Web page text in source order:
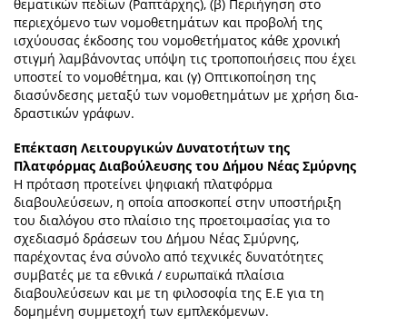
θεματικών πεδίων (Ραπτάρχης), (β) Περιήγηση στο
περιεχόμενο των νομοθετημάτων και προβολή της
ισχύουσας έκδοσης του νομοθετήματος κάθε χρονική
στιγμή λαμβάνοντας υπόψη τις τροποποιήσεις που έχει
υποστεί το νομοθέτημα, και (γ) Οπτικοποίηση της
διασύνδεσης μεταξύ των νομοθετημάτων με χρήση δια-
δραστικών γράφων.
Επέκταση Λειτουργικών Δυνατοτήτων της
Πλατφόρμας Διαβούλευσης του Δήμου Νέας Σμύρνης
Η πρόταση προτείνει ψηφιακή πλατφόρμα
διαβουλεύσεων, η οποία αποσκοπεί στην υποστήριξη
του διαλόγου στο πλαίσιο της προετοιμασίας για το
σχεδιασμό δράσεων του Δήμου Νέας Σμύρνης,
παρέχοντας ένα σύνολο από τεχνικές δυνατότητες
συμβατές με τα εθνικά / ευρωπαϊκά πλαίσια
διαβουλεύσεων και με τη φιλοσοφία της Ε.Ε για τη
δομημένη συμμετοχή των εμπλεκόμενων.